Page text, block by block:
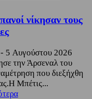
νίκησαν τους
- 5 Αυγούστου 2026
την Άρσεναλ του
που διεξήχθη
Μπέτις...